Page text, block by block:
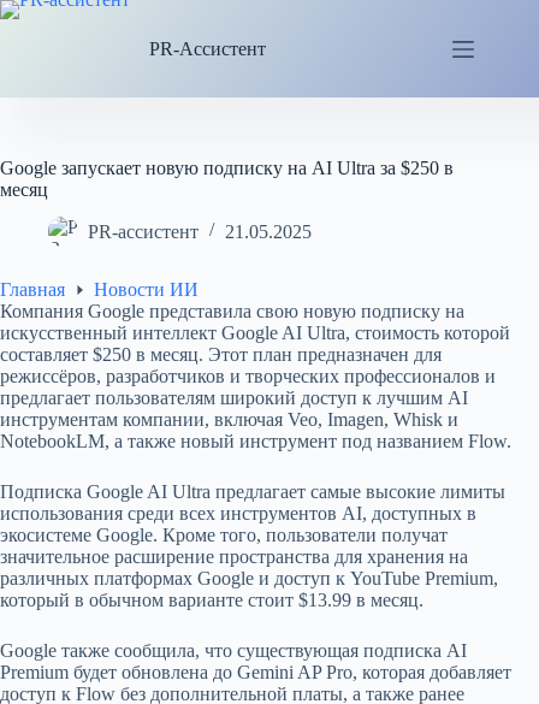
Перейти
PR-Ассистент
Google запускает новую подписку на AI Ultra за $250 в
месяц
PR-ассистент 21.05.2025
Главная
Новости ИИ
Компания Google представила свою новую подписку на
искусственный интеллект Google AI Ultra, стоимость которой
составляет $250 в месяц. Этот план предназначен для
режиссёров, разработчиков и творческих профессионалов и
предлагает пользователям широкий доступ к лучшим AI
инструментам компании, включая Veo, Imagen, Whisk и
NotebookLM, а также новый инструмент под названием Flow.
Подписка Google AI Ultra предлагает самые высокие лимиты
использования среди всех инструментов AI, доступных в
экосистеме Google. Кроме того, пользователи получат
значительное расширение пространства для хранения на
различных платформах Google и доступ к YouTube Premium,
который в обычном варианте стоит $13.99 в месяц.
Google также сообщила, что существующая подписка AI
Premium будет обновлена до Gemini AP Pro, которая добавляет
доступ к Flow без дополнительной платы, а также ранее